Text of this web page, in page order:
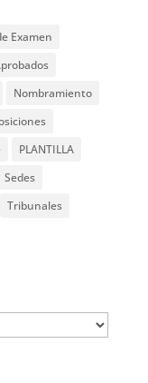
Examen
Nombramiento
PLANTILLA
Sedes
Tribunales